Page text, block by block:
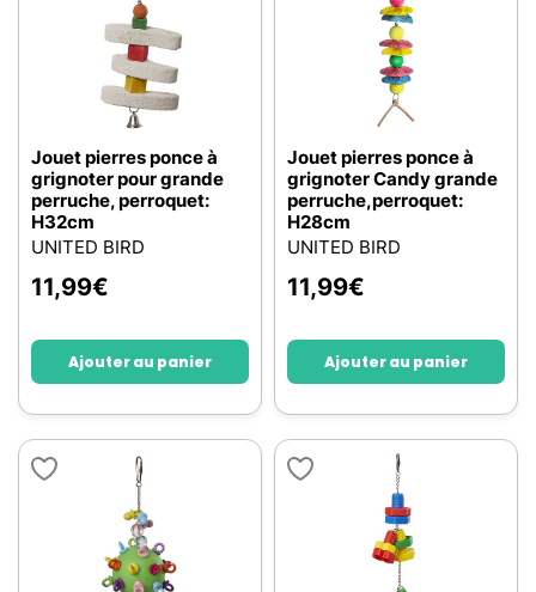
Jouet pierres ponce à
grignoter pour grande
perruche, perroquet:
H32cm
UNITED BIRD
11,99€
Ajouter au panier
Jouet pierres ponce à
grignoter Candy grande
perruche,perroquet:
H28cm
UNITED BIRD
11,99€
Ajouter au panier